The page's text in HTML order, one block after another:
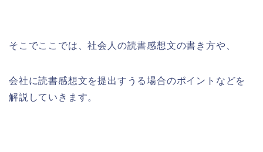
そこでここでは、社会人の読書感想文の書き方や、
会社に読書感想文を提出すうる場合のポイントなどを
解説していきます。